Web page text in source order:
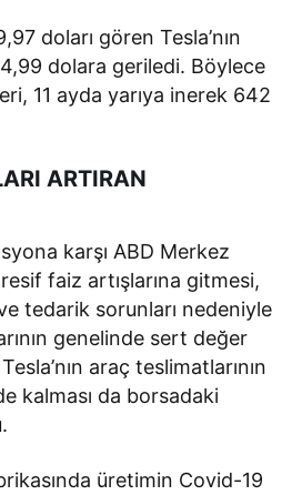
doları gören Tesla’nın
dolara geriledi. Böylece
11 ayda yarıya inerek 642
ARTIRAN
karşı ABD Merkez
faiz artışlarına gitmesi,
tedarik sorunları nedeniyle
genelinde sert değer
araç teslimatlarının
kalması da borsadaki
üretimin Covid-19